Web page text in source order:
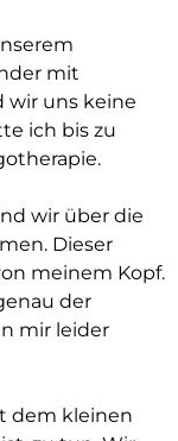
mit
wir uns keine
ich bis zu
wir über die
Dieser
meinem Kopf.
der
mir leider
dem kleinen